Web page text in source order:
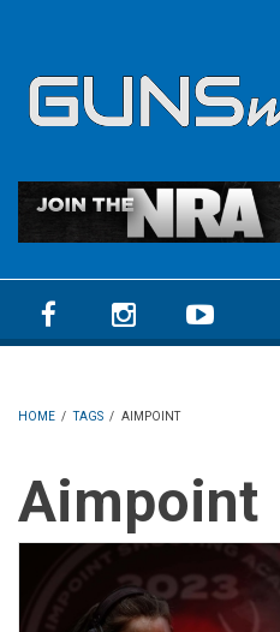
HOME / TAGS / AIMPOINT
Aimpoint